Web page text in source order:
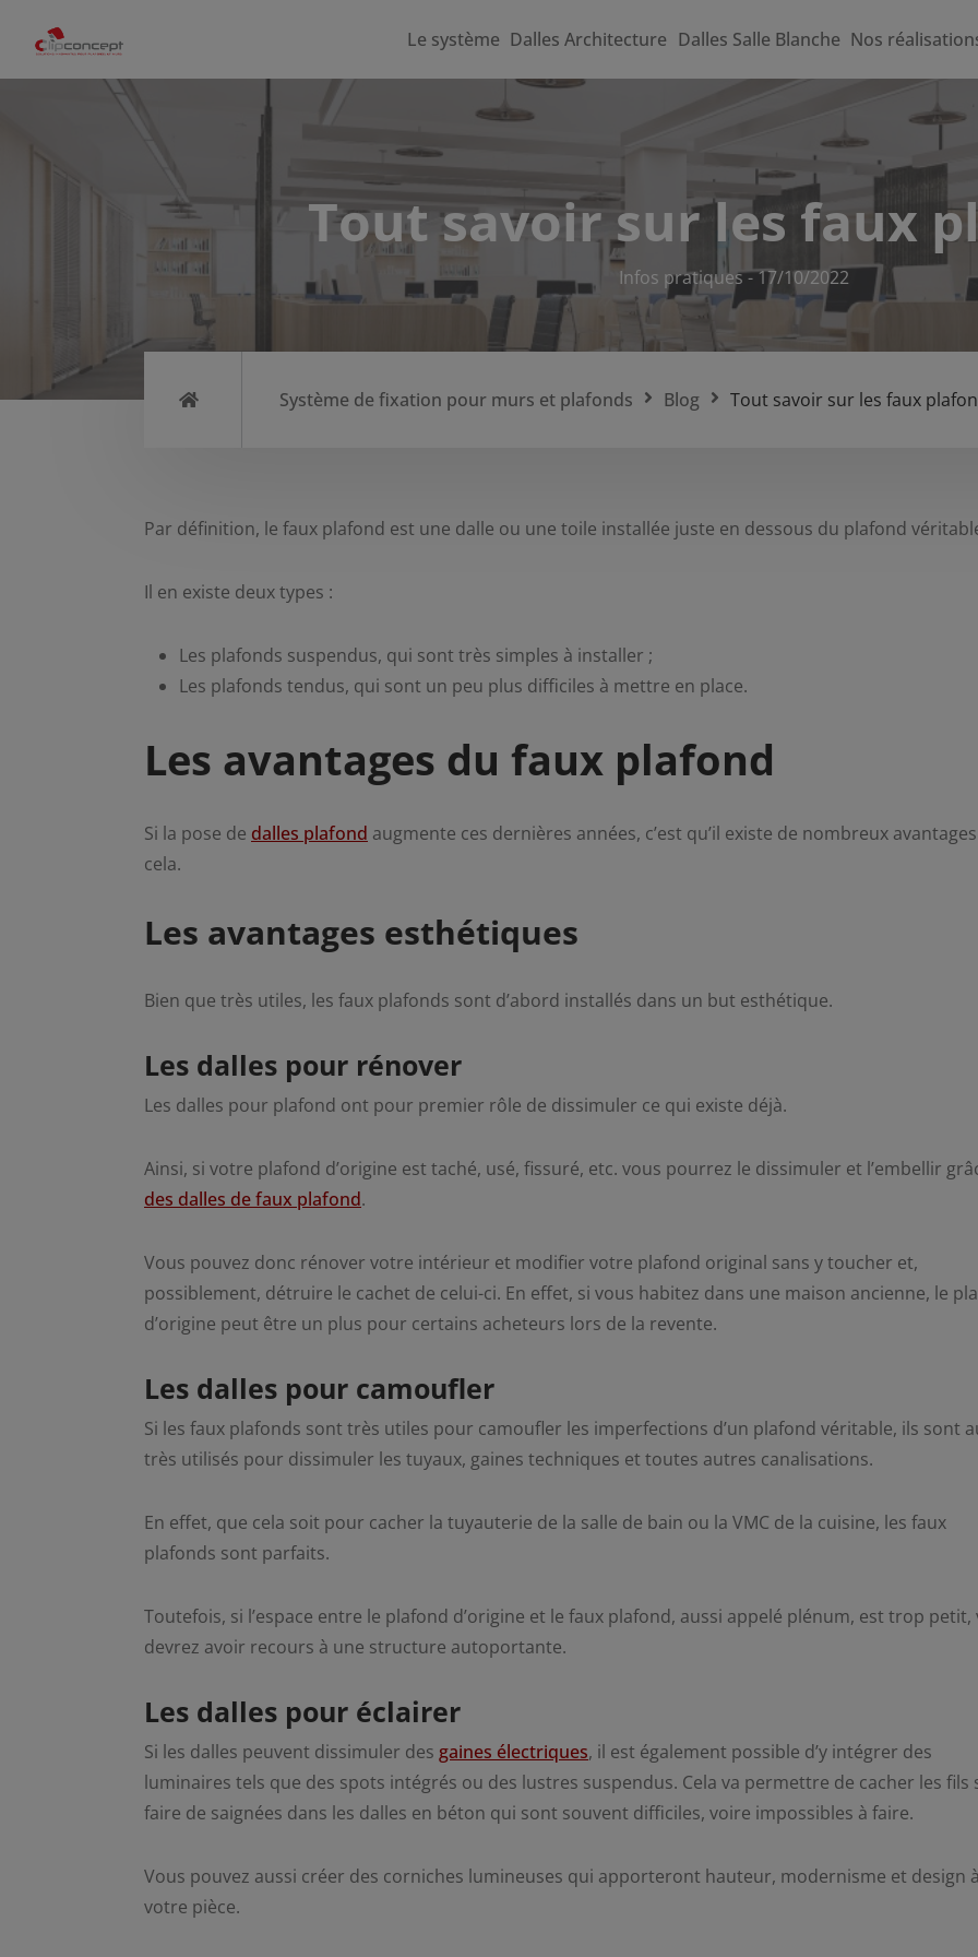
Le système Dalles Architecture Dalles Salle Blanche Nos
Tout savoir sur les faux
Infos pratiques-17/10/2022
Système de fixation pour murs et plafonds Blog Tout savoir sur les faux
Par définition, le faux plafond est une dalle ou une toile installée juste en dessous du plafond
Il en existe deux types :
Les plafonds suspendus, qui sont très simples à installer ;
Les plafonds tendus, qui sont un peu plus difficiles à mettre en place.
Les avantages du faux plafond
Si la pose de dalles plafond augmente ces dernières années, c’est qu’il existe de nombreux
cela.
Les avantages esthétiques
Bien que très utiles, les faux plafonds sont d’abord installés dans un but esthétique.
Les dalles pour rénover
Les dalles pour plafond ont pour premier rôle de dissimuler ce qui existe déjà.
Ainsi, si votre plafond d’origine est taché, usé, fissuré, etc. vous pourrez le dissimuler et l’embellir
des dalles de faux plafond.
Vous pouvez donc rénover votre intérieur et modifier votre plafond original sans y toucher et,
possiblement, détruire le cachet de celui-ci. En effet, si vous habitez dans une maison ancienne, le
d’origine peut être un plus pour certains acheteurs lors de la revente.
Les dalles pour camoufler
Si les faux plafonds sont très utiles pour camoufler les imperfections d’un plafond véritable, ils sont
très utilisés pour dissimuler les tuyaux, gaines techniques et toutes autres canalisations.
En effet, que cela soit pour cacher la tuyauterie de la salle de bain ou la VMC de la cuisine, les faux
plafonds sont parfaits.
Toutefois, si l’espace entre le plafond d’origine et le faux plafond, aussi appelé plénum, est trop petit,
devrez avoir recours à une structure autoportante.
Les dalles pour éclairer
Si les dalles peuvent dissimuler des gaines électriques, il est également possible d’y intégrer des
luminaires tels que des spots intégrés ou des lustres suspendus. Cela va permettre de cacher les fils
faire de saignées dans les dalles en béton qui sont souvent difficiles, voire impossibles à faire.
Vous pouvez aussi créer des corniches lumineuses qui apporteront hauteur, modernisme et design à
votre pièce.